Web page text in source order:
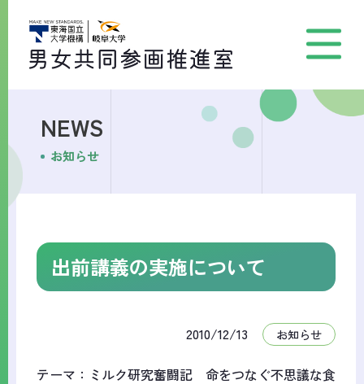
NEWS
お知らせ
出前講義の実施について
2010/12/13 お知らせ
テーマ：ミルク研究奮闘記 命をつなぐ不思議な食